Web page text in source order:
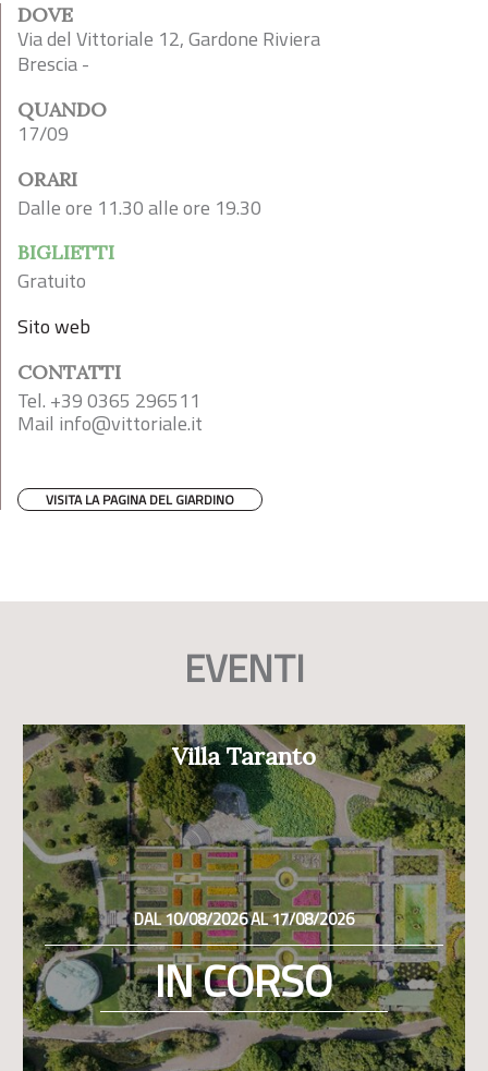
DOVE
Via del Vittoriale 12, Gardone Riviera
Brescia -
QUANDO
17/09
ORARI
Dalle ore 11.30 alle ore 19.30
BIGLIETTI
Gratuito
Sito web
CONTATTI
Tel. +39 0365 296511
Mail info@vittoriale.it
VISITA LA PAGINA DEL GIARDINO
EVENTI
Villa Taranto
DAL 10/08/2026 AL 17/08/2026
IN CORSO